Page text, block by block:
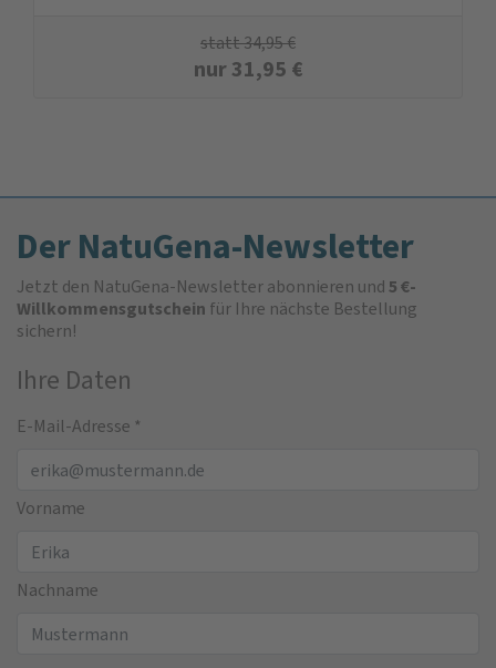
statt34,95€
nur31,95 €
Der NatuGena-Newsletter
Jetzt den NatuGena-Newsletter abonnieren und5 €-
Willkommensgutschein für Ihre nächste Bestellung
sichern!
Ihre Daten
E-Mail-Adresse *
Vorname
Nachname